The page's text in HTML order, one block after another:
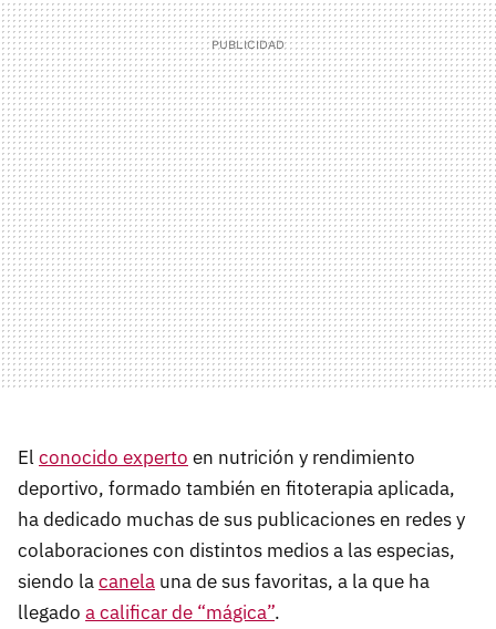
El conocido experto en nutrición y rendimiento
deportivo, formado también en fitoterapia aplicada,
ha dedicado muchas de sus publicaciones en redes y
colaboraciones con distintos medios a las especias,
siendo lacanela una de sus favoritas, a la que ha
llegado a calificar de “mágica”.